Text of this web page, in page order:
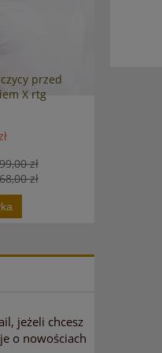
przed
X rtg
zł
zł
jeżeli chcesz
o nowościach